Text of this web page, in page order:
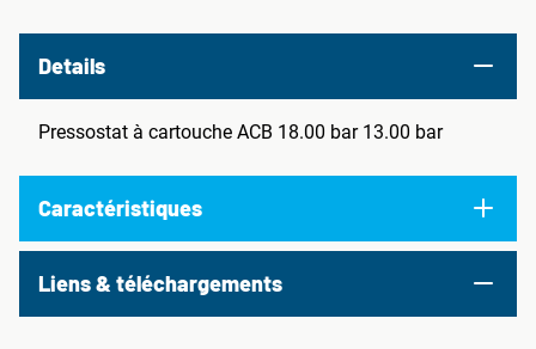
Details
Pressostat à cartouche ACB 18.00 bar 13.00 bar
Caractéristiques
Liens & téléchargements